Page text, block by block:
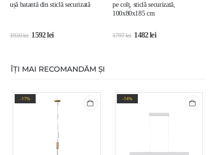
ușă batantă din sticlă securizată
1930lei 1592lei
pe colț, sticlă securizată,
100x80x185 cm
1797lei 1482lei
ÎȚI MAI RECOMANDĂM ȘI
-17% -14%